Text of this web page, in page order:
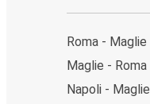
Roma - Maglie
Maglie - Roma
Napoli - Maglie